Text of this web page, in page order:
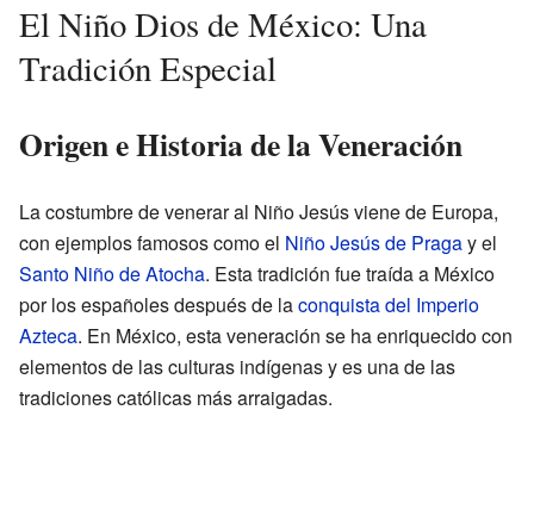
El Niño Dios de México: Una
Tradición Especial
Origen e Historia de la Veneración
La costumbre de venerar al Niño Jesús viene de Europa,
con ejemplos famosos como el Niño Jesús de Pragay el
Santo Niño de Atocha. Esta tradición fue traída a México
por los españoles después de laconquista del Imperio
Azteca. En México, esta veneración se ha enriquecido con
elementos de las culturas indígenas y es una de las
tradiciones católicas más arraigadas.